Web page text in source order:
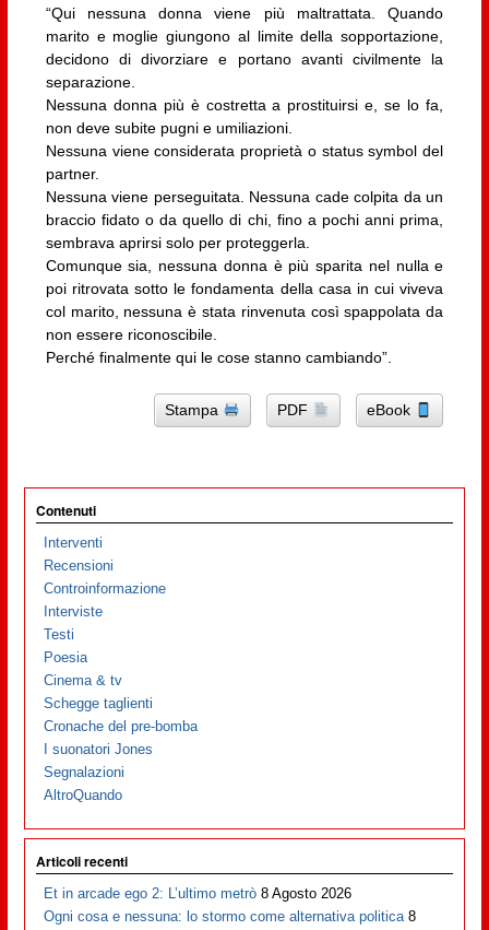
“Qui nessuna donna viene più maltrattata. Quando
marito e moglie giungono al limite della sopportazione,
decidono di divorziare e portano avanti civilmente la
separazione.
Nessuna donna più è costretta a prostituirsi e, se lo fa,
non deve subite pugni e umiliazioni.
Nessuna viene considerata proprietà o status symbol del
partner.
Nessuna viene perseguitata. Nessuna cade colpita da un
braccio fidato o da quello di chi, fino a pochi anni prima,
sembrava aprirsi solo per proteggerla.
Comunque sia, nessuna donna è più sparita nel nulla e
poi ritrovata sotto le fondamenta della casa in cui viveva
col marito, nessuna è stata rinvenuta così spappolata da
non essere riconoscibile.
Perché finalmente qui le cose stanno cambiando”.
Stampa PDF eBook
Contenuti
Interventi
Recensioni
Controinformazione
Interviste
Testi
Poesia
Cinema & tv
Schegge taglienti
Cronache del pre-bomba
I suonatori Jones
Segnalazioni
AltroQuando
Articoli recenti
Et in arcade ego 2: L’ultimo metrò 8 Agosto 2026
Ogni cosa e nessuna: lo stormo come alternativa politica 8